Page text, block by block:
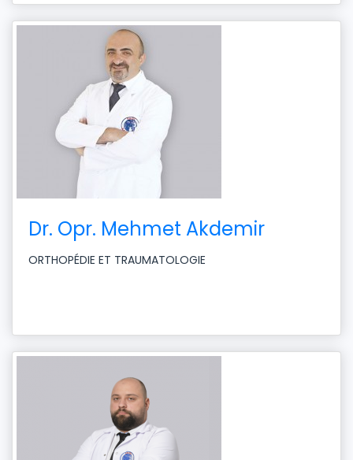
Dr. Opr. Mehmet Akdemir
ORTHOPÉDIE ET TRAUMATOLOGIE